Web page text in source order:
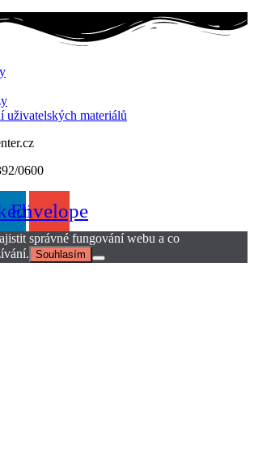
uživatelských materiálů
0600
Envelope
správné fungování webu a co
Souhlasím